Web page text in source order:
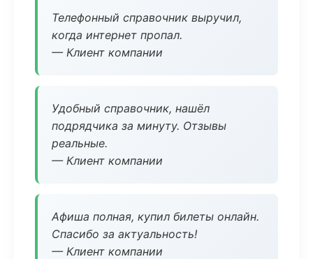
Телефонный справочник выручил,
когда интернет пропал.
— Клиент компании
Удобный справочник, нашёл
подрядчика за минуту. Отзывы
реальные.
— Клиент компании
Афиша полная, купил билеты онлайн.
Спасибо за актуальность!
— Клиент компании